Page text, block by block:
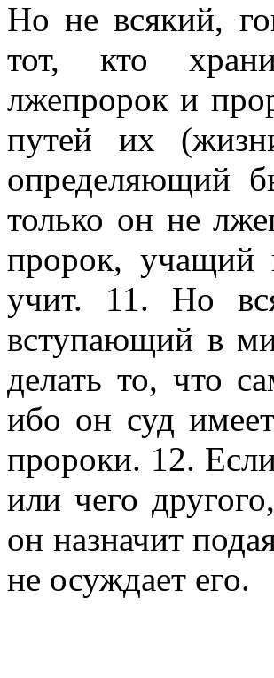
Но не всякий,
тот, кто
лжепророк и
путей их
определяющий
только он не
пророк, учащий
учит. 11. Но
вступающий в
делать то, что
ибо он суд
пророки. 12.
или чего
он назначит
не осуждает его.